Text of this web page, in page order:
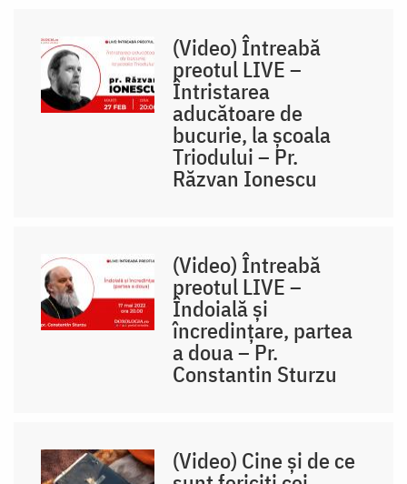
(Video) Întreabă
preotul LIVE –
Întristarea
aducătoare de
bucurie, la școala
Triodului – Pr.
Răzvan Ionescu
(Video) Întreabă
preotul LIVE –
Îndoială și
încredințare, partea
a doua – Pr.
Constantin Sturzu
(Video) Cine și de ce